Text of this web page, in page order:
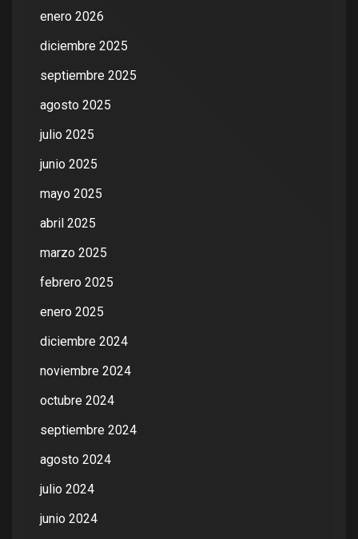
enero 2026
diciembre 2025
septiembre 2025
agosto 2025
julio 2025
junio 2025
mayo 2025
abril 2025
marzo 2025
febrero 2025
enero 2025
diciembre 2024
noviembre 2024
octubre 2024
septiembre 2024
agosto 2024
julio 2024
junio 2024